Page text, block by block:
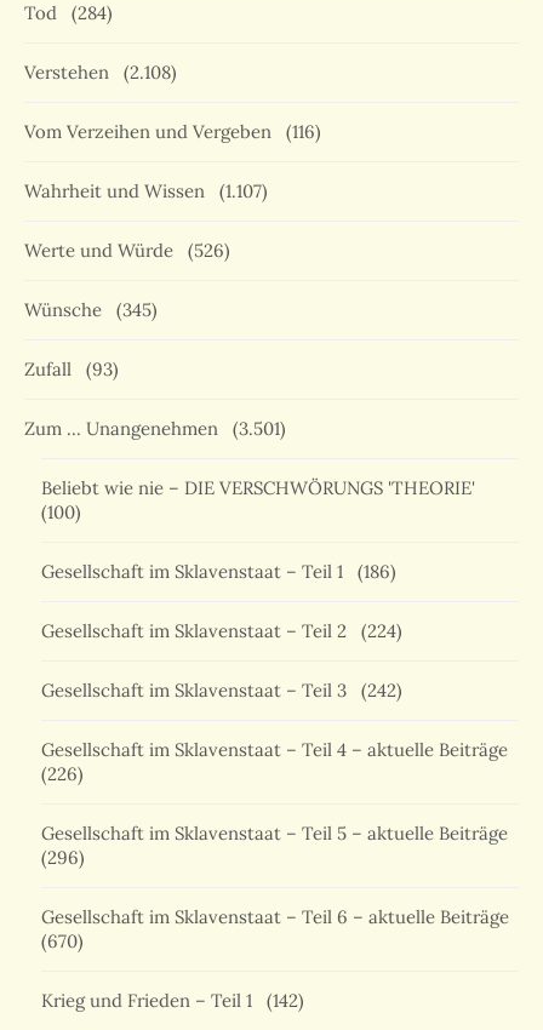
Tod (284)
Verstehen (2.108)
Vom Verzeihen und Vergeben (116)
Wahrheit und Wissen (1.107)
Werte und Würde (526)
Wünsche (345)
Zufall (93)
Zum … Unangenehmen (3.501)
Beliebt wie nie – DIE VERSCHWÖRUNGS 'THEORIE'
(100)
Gesellschaft im Sklavenstaat – Teil 1 (186)
Gesellschaft im Sklavenstaat – Teil 2 (224)
Gesellschaft im Sklavenstaat – Teil 3 (242)
Gesellschaft im Sklavenstaat – Teil 4 – aktuelle Beiträge
(226)
Gesellschaft im Sklavenstaat – Teil 5 – aktuelle Beiträge
(296)
Gesellschaft im Sklavenstaat – Teil 6 – aktuelle Beiträge
(670)
Krieg und Frieden – Teil 1 (142)